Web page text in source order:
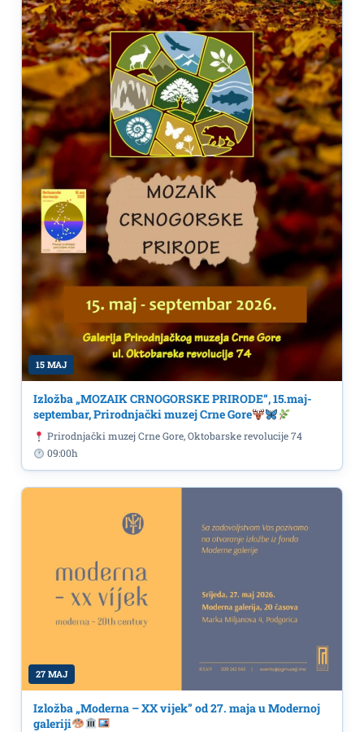
15 MAJ
Izložba „MOZAIK CRNOGORSKE PRIRODE“, 15.maj-
septembar, Prirodnjački muzej Crne Gore
Prirodnjački muzej Crne Gore, Oktobarske revolucije 74
09:00h
27 MAJ
Izložba „Moderna – XX vijek” od 27. maja u Modernoj
galeriji